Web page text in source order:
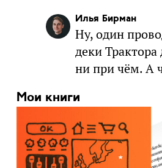
Илья Бирман
Ну, один
деки
ни при чём. А
Мои книги